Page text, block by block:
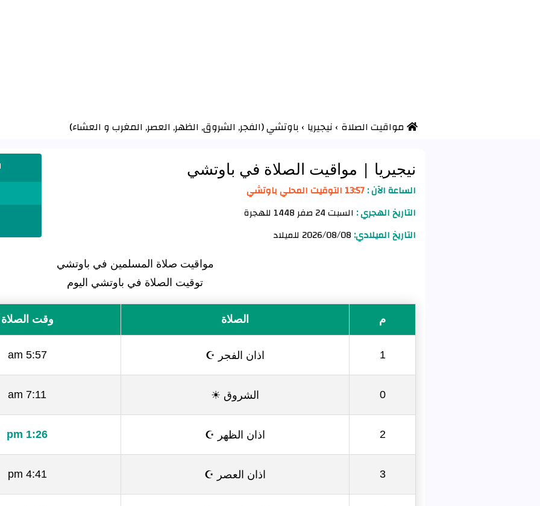
مواقيت الصلاة › نيجيريا › باوتشي (الفجر, الشروق, الظهر, العصر, المغرب و العشاء)
نيجيريا | مواقيت الصلاة في باوتشي
الساعة الآن :13:57 التوقيت المحلي باوتشي
التاريخ الهجري : السبت 24 صفر 1448 للهجرة
التاريخ الميلادي:
مواقيت صلاة المسلمين في باوتشي
توقيت الصلاة في باوتشي اليوم
م الصلاة وقت الصلاة
1 اذان الفجر ☪ 5:57 am
0 الشروق ☀ 7:11 am
2 اذان الظهر ☪ 1:26 pm
3 اذان العصر ☪ 4:41 pm